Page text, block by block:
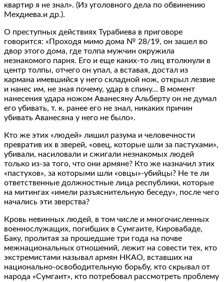
квартир я не знал». (Из уголовного дела по обвинению
Мехдиева.и др.).
О преступных действиях Турабиева в приговоре
говорится: «Проходя мимо дома № 28/19, он зашел во
двор этого дома, где толпа мужчин окружила
незнакомого парня. Его и еще каких-то лиц втолкнули в
центр толпы, отчего он упал, а вставая, достал из
кармана имевшийся у него складной нож, открыл лезвие
и нанес им, не зная почему, удар в спину… В момент
нанесения удара ножом Аванесяну Альберту он не думал
его убивать, т. к. ранее его не знал, никаких причин
убивать Аванесяна у него не было».
Кто же этих «людей» лишил разума и человечности
превратив их в зверей, «овец, которые шли за пастухами»,
убивали, насиловали и сжигали незнакомых людей
только из-за того, что они армяне? Кто же назначил этих
«пастухов», за которыми шли «овцы»-убийцы? Не те ли
ответственные должностные лица республики, которые
на митингах «имели разъяснительную беседу», после чего
начались эти зверства?
Кровь невинных людей, в том числе и многочисленных
военнослужащих, погибших в Сумгаите, Кировабаде,
Баку, пролитая за прошедшие три года на почве
межнациональных отношений, лежит на совести тех, кто
экстремистами называл армян НКАО, вставших на
национально-освободительную борьбу, кто скрывал от
народа «Сумгаит», кто потребовал рассмотреть проблему